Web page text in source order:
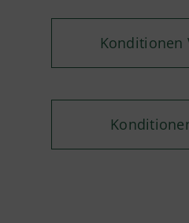
Konditionen